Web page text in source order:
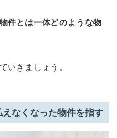
件とは一体どのような物
いきましょう。
なくなった物件を指す